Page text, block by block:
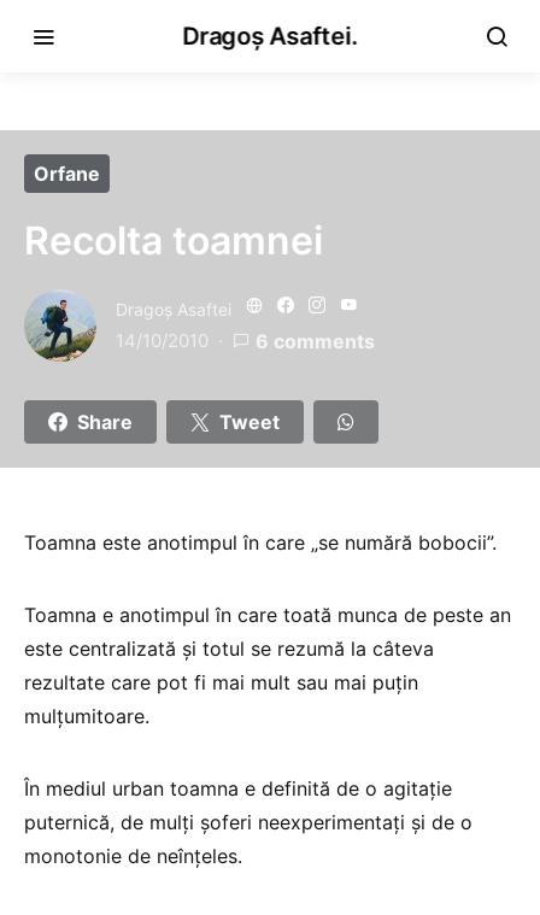
Dragoș Asaftei.
Orfane
Recolta toamnei
Dragoş Asaftei
14/10/2010 6 comments
Share Tweet
Toamna este anotimpul în care „se numără bobocii”.
Toamna e anotimpul în care toată munca de peste an
este centralizată şi totul se rezumă la câteva
rezultate care pot fi mai mult sau mai puţin
mulţumitoare.
În mediul urban toamna e definită de o agitaţie
puternică, de mulţi şoferi neexperimentaţi şi de o
monotonie de neînţeles.